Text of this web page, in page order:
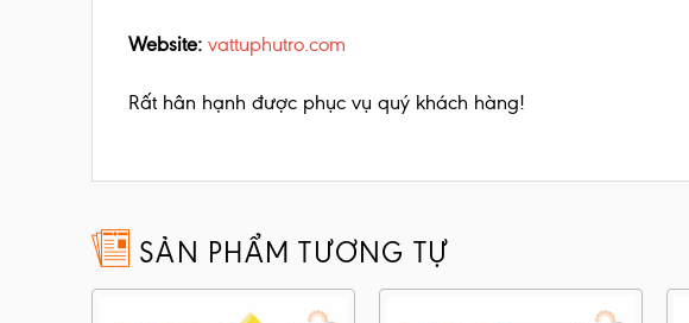
Website: vattuphutro.com
Rất hân hạnh được phục vụ quý khách hàng!
SẢN PHẨM TƯƠNG TỰ